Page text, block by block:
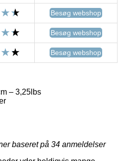
Besøg webshop
Besøg webshop
Besøg webshop
– 3,25lbs
baseret på 34 anmeldelser